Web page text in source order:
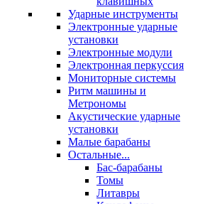
Ударные инструменты
Электронные ударные
установки
Электронные модули
Электронная перкуссия
Мониторные системы
Ритм машины и
Метрономы
Акустические ударные
установки
Малые барабаны
Остальные...
Бас-барабаны
Томы
Литавры